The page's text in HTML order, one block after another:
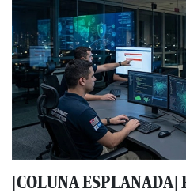
[COLUNA ESPLANADA]